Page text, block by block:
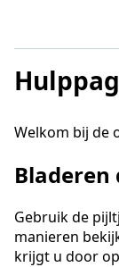
Welkom bij de
Bladeren
Gebruik de
manieren
krijgt u door